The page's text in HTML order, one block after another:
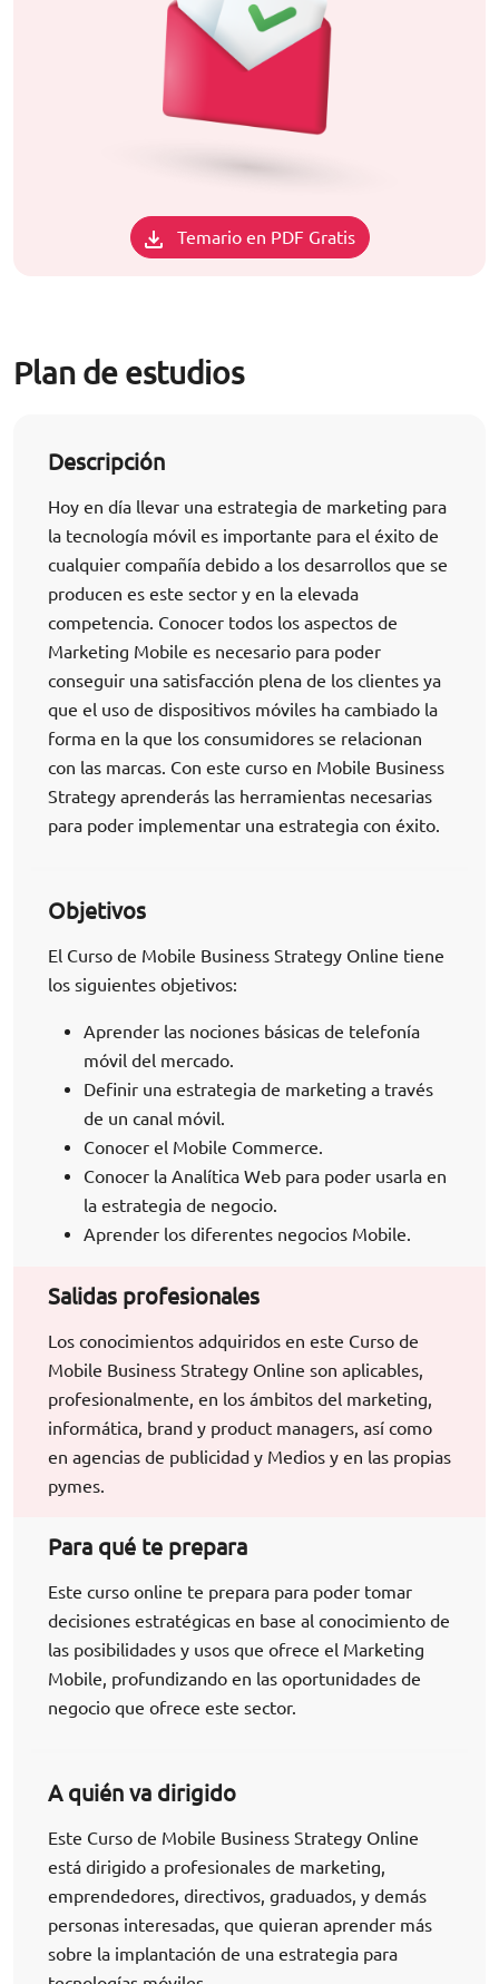
Temario en PDF Gratis
Plan de estudios
Descripción
Hoy en día llevar una estrategia de marketing para
la tecnología móvil es importante para el éxito de
cualquier compañía debido a los desarrollos que se
producen es este sector y en la elevada
competencia. Conocer todos los aspectos de
Marketing Mobile es necesario para poder
conseguir una satisfacción plena de los clientes ya
que el uso de dispositivos móviles ha cambiado la
forma en la que los consumidores se relacionan
con las marcas. Con este curso en Mobile Business
Strategy aprenderás las herramientas necesarias
para poder implementar una estrategia con éxito.
Objetivos
El Curso de Mobile Business Strategy Online tiene
los siguientes objetivos:
Aprender las nociones básicas de telefonía
móvil del mercado.
Definir una estrategia de marketing a través
de un canal móvil.
Conocer el Mobile Commerce.
Conocer la Analítica Web para poder usarla en
la estrategia de negocio.
Aprender los diferentes negocios Mobile.
Salidas profesionales
Los conocimientos adquiridos en este Curso de
Mobile Business Strategy Online son aplicables,
profesionalmente, en los ámbitos del marketing,
informática, brand y product managers, así como
en agencias de publicidad y Medios y en las propias
pymes.
Para qué te prepara
Este curso online te prepara para poder tomar
decisiones estratégicas en base al conocimiento de
las posibilidades y usos que ofrece el Marketing
Mobile, profundizando en las oportunidades de
negocio que ofrece este sector.
A quién va dirigido
Este Curso de Mobile Business Strategy Online
está dirigido a profesionales de marketing,
emprendedores, directivos, graduados, y demás
personas interesadas, que quieran aprender más
sobre la implantación de una estrategia para